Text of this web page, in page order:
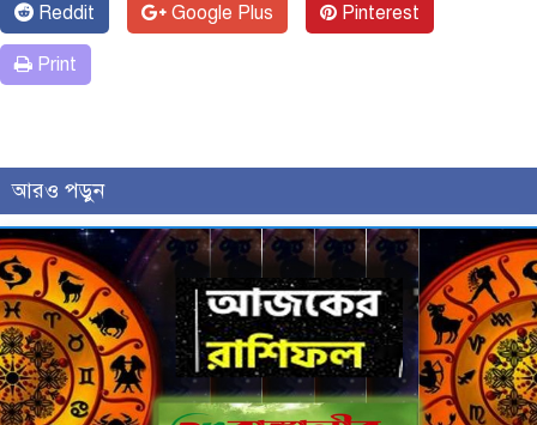
Reddit Google Plus Pinterest
Print
আরও পড়ুন